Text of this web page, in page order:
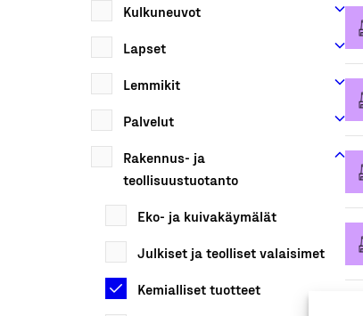
Kulkuneuvot
Lapset
Lemmikit
Palvelut
Rakennus- ja
teollisuustuotanto
Eko- ja kuivakäymälät
Julkiset ja teolliset valaisimet
Kemialliset tuotteet